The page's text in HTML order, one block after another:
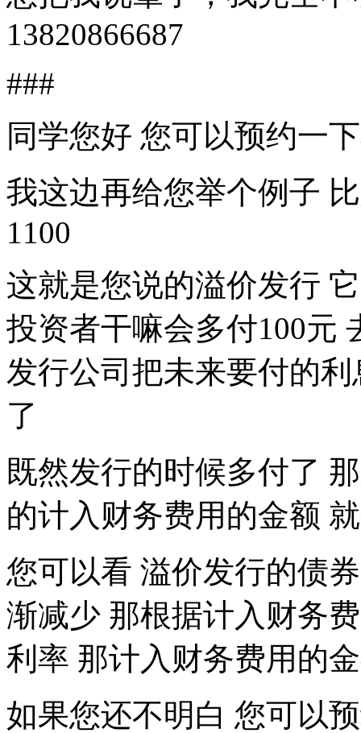
13820866687
###
同学您好 您可以预约一
我这边再给您举个例子
1100
这就是您说的溢价发行
投资者干嘛会多付100元
发行公司把未来要付的
了
既然发行的时候多付了
的计入财务费用的金额
您可以看 溢价发行的债
渐减少 那根据计入财务
利率 那计入财务费用的
如果您还不明白 您可以